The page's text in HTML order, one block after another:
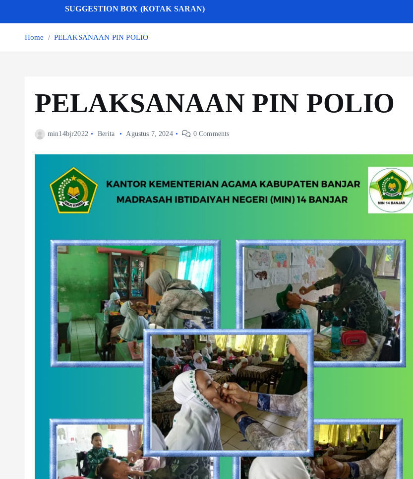
SUGGESTION BOX (KOTAK SARAN)
Home PELAKSANAAN PIN POLIO
PELAKSANAAN PIN POLIO
min14bjr2022 Berita Agustus 7, 2024 0 Comments